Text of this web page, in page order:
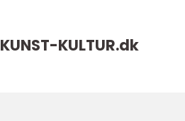
KUNST-KULTUR.dk